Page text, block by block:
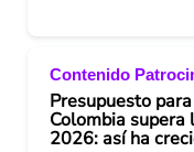
Contenido
Presupuesto
Colombia
2026: así ha